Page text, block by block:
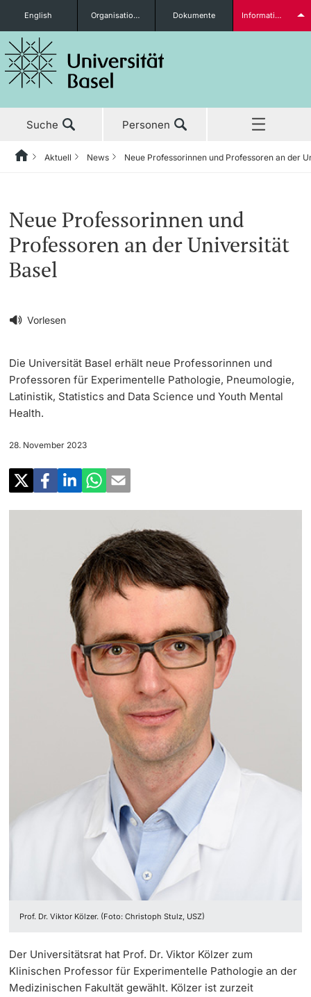
Studieninteressierte
Fördernde & Alumni
weitere Informationen
Dozierende
weitere Informationen
English Organisationseinheiten Dokumente Informationen für...
Suche Personen
Aktuell
‡ ‡ ‡ ‡
News
‡ ‡ ‡ ‡
Newsletter bestellen
‡ ‡ ‡ ‡
Universität in den Medien
Veranstaltungskalender
‡ ‡ ‡ ‡ ‡ ‡ ‡ ‡ ‡ ‡ ‡ ‡
UNI NOVA
Service für Medien
‡ ‡ ‡ ‡ ‡ ‡ ‡ ‡ ‡ ‡ ‡ ‡ ‡ ‡ ‡ ‡ ‡ ‡ ‡ ‡ ‡ ‡ ‡ ‡ ‡ ‡ ‡ ‡ ‡ ‡ ‡ ‡
‡ ‡ ‡ ‡ ‡ ‡ ‡ ‡ ‡ ‡ ‡ ‡
‡ ‡ ‡ ‡ ‡ ‡ ‡ ‡ ‡ ‡ ‡ ‡ ‡ ‡ ‡ ‡
Studium
Forschung
Lehre
‡ ‡ ‡ ‡ ‡ ‡ ‡ ‡ ‡ ‡ ‡ ‡ ‡ ‡ ‡ ‡ ‡ ‡ ‡ ‡ ‡ ‡ ‡ ‡
Weiterbildung
‡ ‡ ‡ ‡ ‡ ‡ ‡ ‡ ‡ ‡ ‡ ‡ ‡ ‡ ‡ ‡ ‡ ‡ ‡ ‡ ‡ ‡ ‡ ‡ ‡ ‡ ‡ ‡ ‡ ‡ ‡ ‡ ‡ ‡ ‡ ‡ ‡ ‡ ‡ ‡ ‡
‡ ‡ ‡ ‡ ‡ ‡ ‡ ‡ ‡ ‡ ‡ ‡ ‡ ‡ ‡ ‡ ‡ ‡ ‡
Universität
HomeZurückAktuell News Neue Professorinnen und Professoren an der
Vorlesen
Neue Professorinnen und
Professoren an der Universität
Basel
Die Universität Basel erhält neue Professorinnen und
Professoren für Experimentelle Pathologie, Pneumologie,
Latinistik, Statistics and Data Science und Youth Mental
Health.
28. November 2023
Prof. Dr. Viktor Kölzer. (Foto: Christoph Stulz, USZ)
Der Universitätsrat hat Prof. Dr. Viktor Kölzer zum
Klinischen Professor für Experimentelle Pathologie an der
Medizinischen Fakultät gewählt. Kölzer ist zurzeit